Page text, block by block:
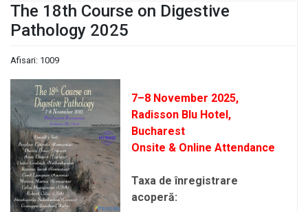
The 18th Course on Digestive
Pathology 2025
Afisari: 1009
7–8 November 2025,
Radisson Blu Hotel,
Bucharest
Onsite & Online Attendance
Taxa de înregistrare
acoperă: